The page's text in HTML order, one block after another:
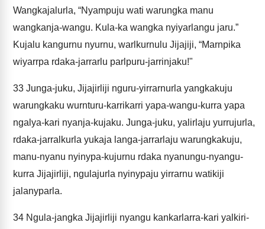
Wangkajalurla, “Nyampuju wati warungka manu
wangkanja-wangu. Kula-ka wangka nyiyarlangu jaru.”
Kujalu kangurnu nyurnu, warlkurnulu Jijajiji, “Marnpika
wiyarrpa rdaka-jarrarlu parlpuru-jarrinjaku!"
33 Junga-juku, Jijajirliji nguru-yirrarnurla yangkakuju
warungkaku wurnturu-karrikarri yapa-wangu-kurra yapa
ngalya-kari nyanja-kujaku. Junga-juku, yalirlaju yurrujurla,
rdaka-jarralkurla yukaja langa-jarrarlaju warungkakuju,
manu-nyanu nyinypa-kujurnu rdaka nyanungu-nyangu-
kurra Jijajirliji, ngulajurla nyinypaju yirrarnu watikiji
jalanyparla.
34 Ngula-jangka Jijajirliji nyangu kankarlarra-kari yalkiri-